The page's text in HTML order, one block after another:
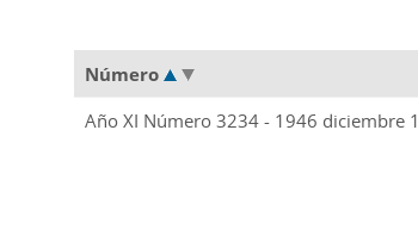
Número
Año XI Número 3234 - 1946 diciembre 1